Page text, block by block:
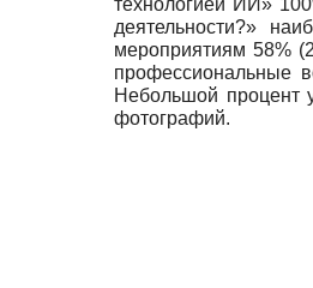
технологией ИИ»
деятельности?»
мероприятиям 58%
профессиональные
Небольшой процент
фотографий.